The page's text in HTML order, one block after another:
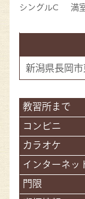
シングルC 満
新潟県長岡